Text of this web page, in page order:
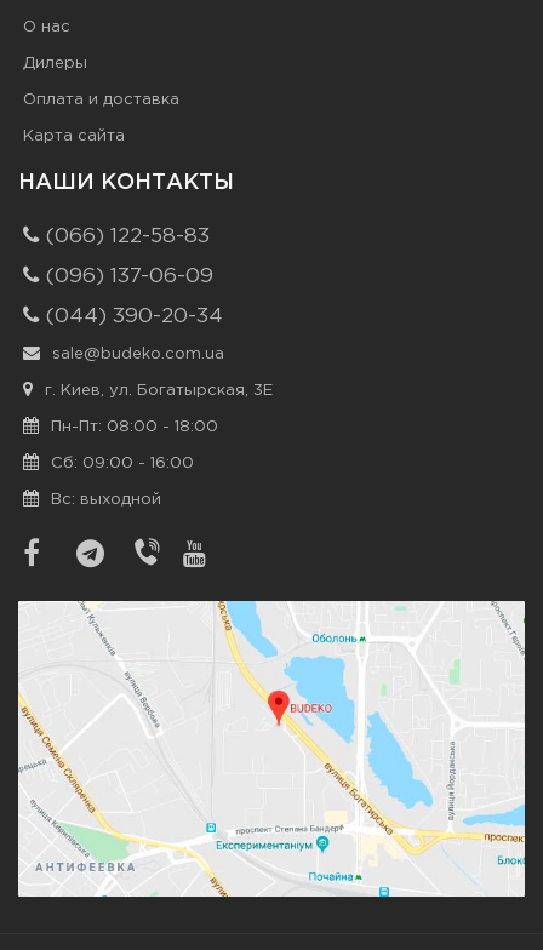
О нас
Дилеры
Оплата и доставка
Карта сайта
НАШИ КОНТАКТЫ
(066) 122-58-83
(096) 137-06-09
(044) 390-20-34
sale@budeko.com.ua
г. Киев, ул. Богатырская, 3Е
Пн-Пт: 08:00 - 18:00
Сб: 09:00 - 16:00
Вс: выходной